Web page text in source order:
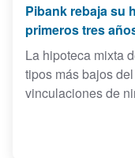
Pibank rebaja su
primeros tres
La hipoteca mixta
tipos más bajos
vinculaciones de